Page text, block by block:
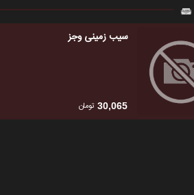
سیب زمینی وجز
30,065 تومان